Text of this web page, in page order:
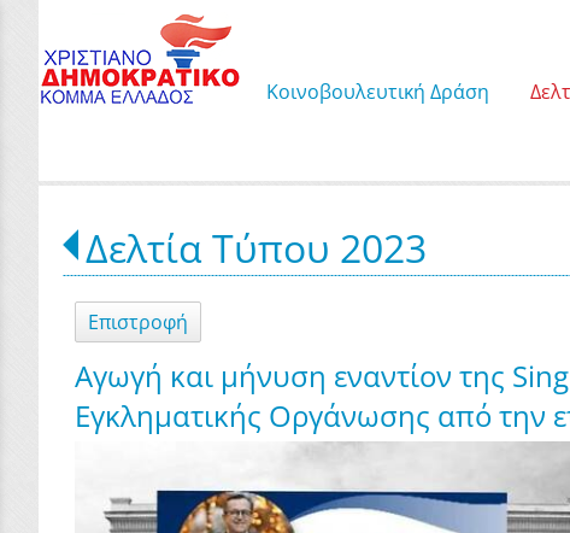
Κοινοβουλευτική Δράση
Δελτία Τύπου 2023
Επιστροφή
Αγωγή και μήνυση εναντίον της
Εγκληματικής Οργάνωσης από την